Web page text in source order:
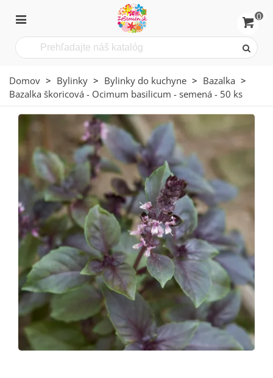
0
Domov > Bylinky > Bylinky do kuchyne > Bazalka >
Bazalka škoricová - Ocimum basilicum - semená - 50 ks